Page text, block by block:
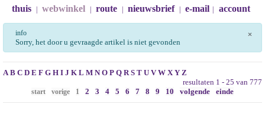
thuis webwinkel route nieuwsbrief e-mail account
×
info
Sorry, het door u gevraagde artikel is niet gevonden
A B C D E F G H I J K L M N O P Q R S T U V W X Y Z
resultaten 1 - 25 van 777
start vorige 1 2 3 4 5 6 7 8 9 10 volgende einde